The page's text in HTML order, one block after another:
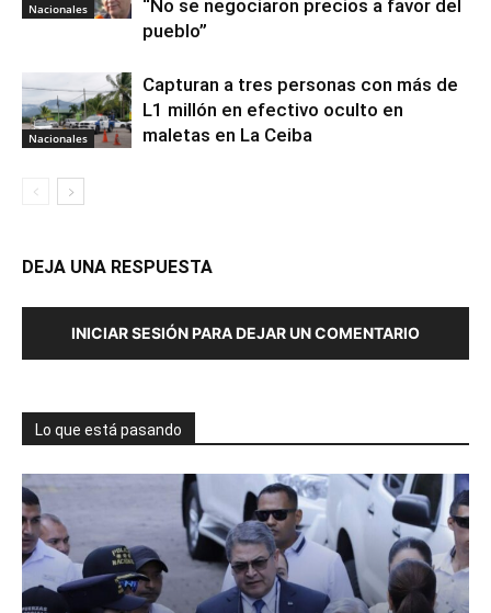
Nacionales
“No se negociaron precios a favor del
pueblo”
Nacionales
Capturan a tres personas con más de
L1 millón en efectivo oculto en
maletas en La Ceiba
DEJA UNA RESPUESTA
INICIAR SESIÓN PARA DEJAR UN COMENTARIO
Lo que está pasando